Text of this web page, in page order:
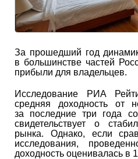
За прошедший год
в большинстве частей
прибыли для владельцев.
Исследование РИА
средняя доходность от
за последние три года
свидетельствует о
рынка. Однако, если
исследования,
доходность оценивалась в